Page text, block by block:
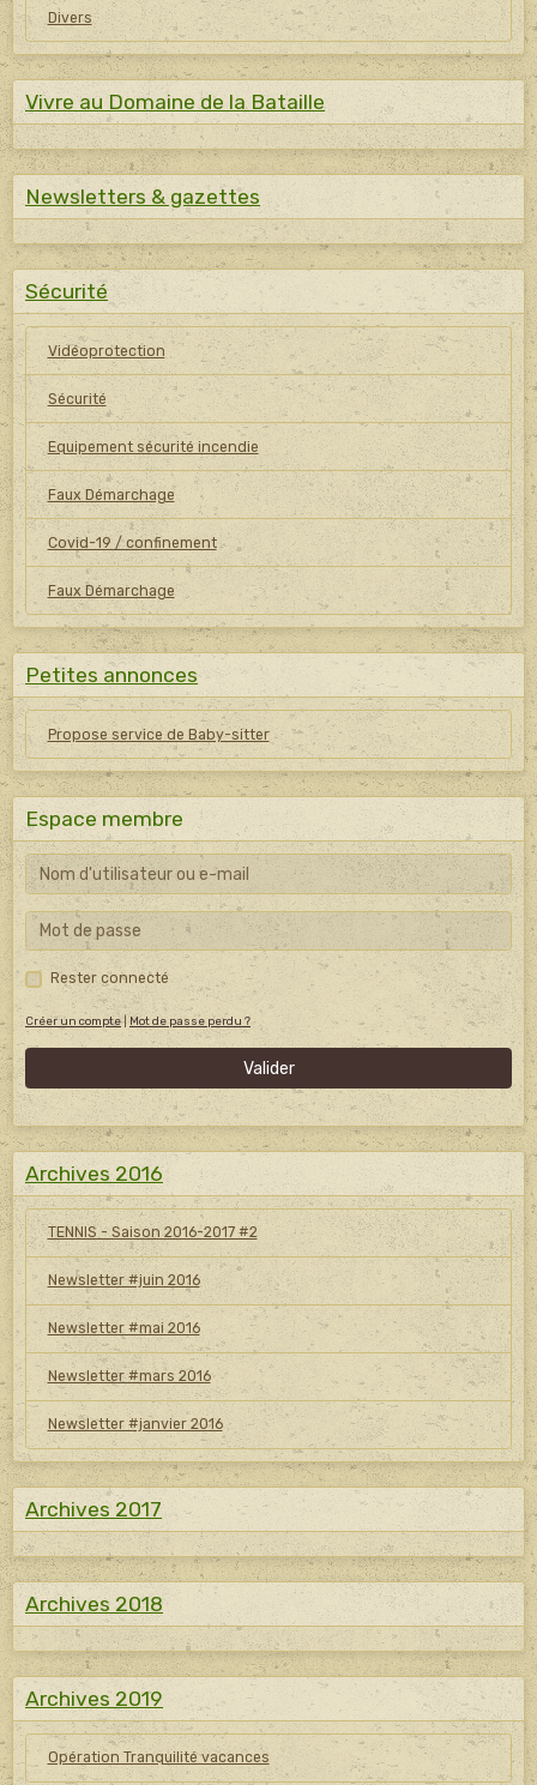
Divers
Vivre au Domaine de la Bataille
Newsletters & gazettes
Sécurité
Vidéoprotection
Sécurité
Equipement sécurité incendie
Faux Démarchage
Covid-19 / confinement
Faux Démarchage
Petites annonces
Propose service de Baby-sitter
Espace membre
Rester connecté
Créer un compte| Mot de passe perdu ?
Valider
Archives 2016
TENNIS - Saison 2016-2017 #2
Newsletter #juin 2016
Newsletter #mai 2016
Newsletter #mars 2016
Newsletter #janvier 2016
Archives 2017
Archives 2018
Archives 2019
Opération Tranquilité vacances